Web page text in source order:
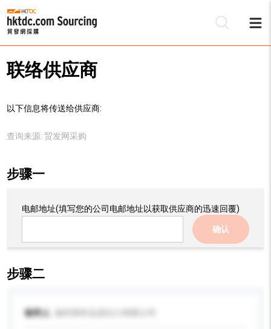
联络供应商
以下信息将传送给供应商:
查询来源: 贸发网采购
步骤一
电邮地址(填写您的公司电邮地址以获取供应商的迅速回覆)
确认
步骤二
收件人